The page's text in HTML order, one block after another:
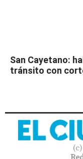
San Cayetano:
tránsito con